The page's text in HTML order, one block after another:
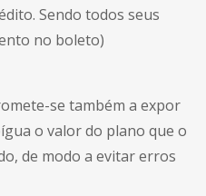
Sendo todos seus
no boleto)
se também a expor
o valor do plano que o
de modo a evitar erros